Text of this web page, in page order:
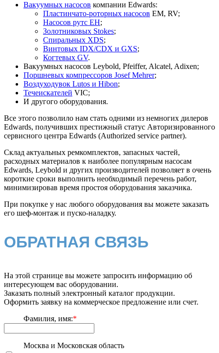
Вакуумных насосов компании Edwards:
Пластинчато-роторных насосов EM, RV;
Насосов рутс EH;
Золотниковых Stokes;
Спиральных XDS;
Винтовых IDX/CDX и GXS;
Когтевых GV.
Вакуумных насосов Leybold, Pfeiffer, Alcatel, Adixen;
Поршневых компрессоров Josef Mehrer;
Воздуходувок Lutos и Hibon;
Течеискателей VIC;
И другого оборудования.
Все этого позволило нам стать одними из немногих дилеров
Edwards, получивших престижный статус Авторизированного
сервисного центра Edwards (Authorized service partner).
Склад актуальных ремкомплектов, запасных частей,
расходных материалов к наиболее популярным насосам
Edwards, Leybold и других производителей позволяет в очень
короткие сроки выполнить необходимый перечень работ,
минимизировав время простоя оборудования заказчика.
При покупке у нас любого оборудования вы можете заказать
его шеф-монтаж и пуско-наладку.
ОБРАТНАЯ СВЯЗЬ
На этой странице вы можете запросить информацию об
интересующем вас оборудовании.
Заказать полный электронный каталог продукции.
Оформить заявку на коммерческое предложение или счет.
Фамилия, имя:*
Москва и Московская область